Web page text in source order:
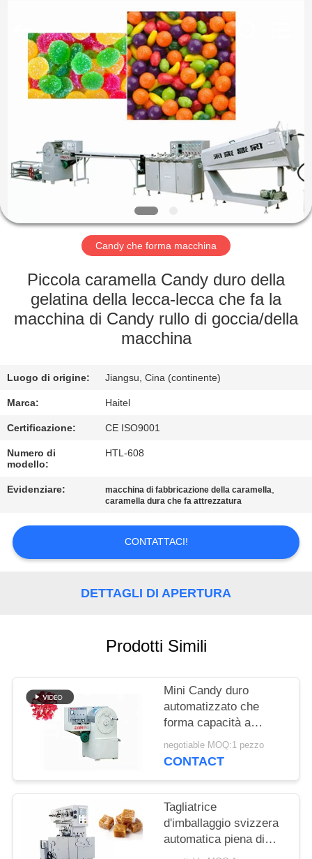
CASA
CIRCA
NOI
GIRO
FABBRICA
CONTROLLO
CONTATTICI
RICHIEDA
UNA
CITAZIONE
MAPPA
DEL
Reserved.
Candy che forma macchina
Piccola caramella Candy duro della
gelatina della lecca-lecca che fa la
macchina di Candy rullo di goccia/della
macchina
Luogo di origine: Jiangsu, Cina (continente)
Marca: Haitel
Certificazione: CE ISO9001
Numero di
modello:
HTL-608
Evidenziare: macchina di fabbricazione della caramella,
caramella dura che fa attrezzatura
CONTATTACI!
DETTAGLI DI APERTURA
Prodotti Simili
Mini Candy duro
automatizzato che
forma capacità a
macchina 400-600 kg/h
negotiable MOQ:1 pezzo
CONTACT
Tagliatrice
d'imballaggio svizzera
automatica piena di
Sugus Candy con la